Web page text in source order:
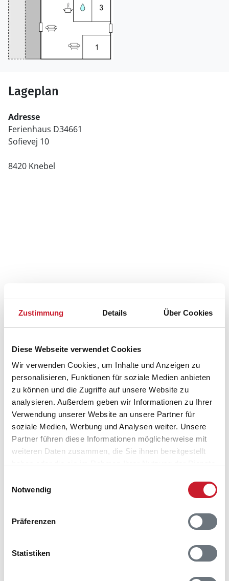
Zustimmung Details Über Cookies
Diese Webseite verwendet Cookies
Wir verwenden Cookies, um Inhalte und Anzeigen zu
personalisieren, Funktionen für soziale Medien anbieten
zu können und die Zugriffe auf unsere Website zu
analysieren. Außerdem geben wir Informationen zu Ihrer
Verwendung unserer Website an unsere Partner für
soziale Medien, Werbung und Analysen weiter. Unsere
Partner führen diese Informationen möglicherweise mit
weiteren Daten zusammen, die Sie ihnen bereitgestellt
Notwendig
Präferenzen
Statistiken
Lageplan
Adresse
Ferienhaus D34661
Sofievej 10
8420 Knebel
Belegungskalender
Reisedauer auswählen
Anzahl Reisende auswählen
Anreisetag im Belegungskalender anklicken
Sie bekommen Verfügbarkeit und Preis angezeigt
Reisedauer
Reisezeitraumes auch Änderungen bei der
Hausbeschreibung und/oder der Ausstattung ergeben
gewählter Zeitraum